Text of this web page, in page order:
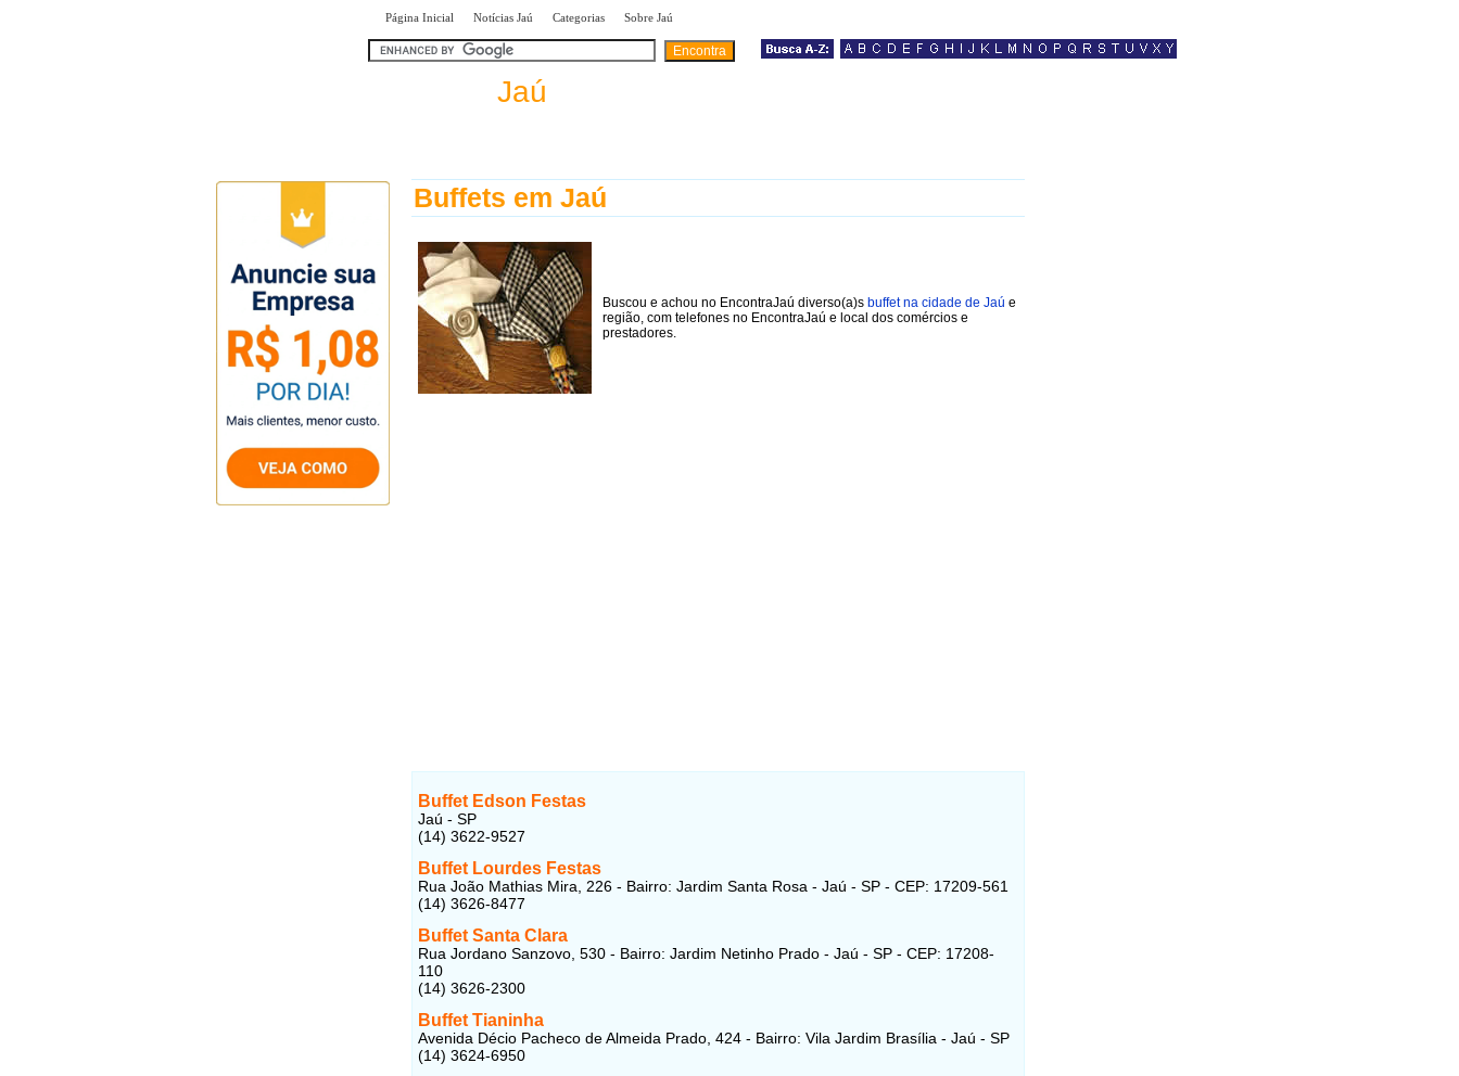
Página Inicial Notícias Jaú Categorias Sobre Jaú
Jaú
Buffets em Jaú
Buscou e achou no EncontraJaú diverso(a)s buffet na cidade de Jaú e
região, com telefones no EncontraJaú e local dos comércios e
prestadores.
Buffet Edson Festas
Jaú - SP
(14) 3622-9527
Buffet Lourdes Festas
Rua João Mathias Mira, 226 - Bairro: Jardim Santa Rosa - Jaú - SP - CEP: 17209-561
(14) 3626-8477
Buffet Santa Clara
Rua Jordano Sanzovo, 530 - Bairro: Jardim Netinho Prado - Jaú - SP - CEP: 17208-
110
(14) 3626-2300
Buffet Tianinha
Avenida Décio Pacheco de Almeida Prado, 424 - Bairro: Vila Jardim Brasília - Jaú - SP
(14) 3624-6950